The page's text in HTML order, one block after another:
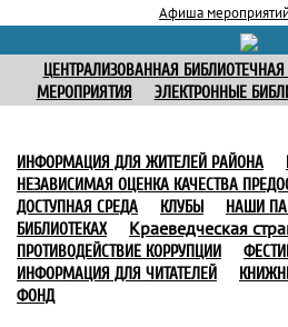
Афиша
ЦЕНТРАЛИЗОВАННАЯ
МЕРОПРИЯТИЯ
ЭЛЕКТРОННЫЕ
ИНФОРМАЦИЯ ДЛЯ ЖИТЕЛЕЙ РАЙОНА
НЕЗАВИСИМАЯ ОЦЕНКА КАЧЕСТВА
ДОСТУПНАЯ СРЕДА
КЛУБЫ НАШИ
БИБЛИОТЕКАХ
Краеведческая
ПРОТИВОДЕЙСТВИЕ КОРРУПЦИИ
ИНФОРМАЦИЯ ДЛЯ ЧИТАТЕЛЕЙ
ФОНД